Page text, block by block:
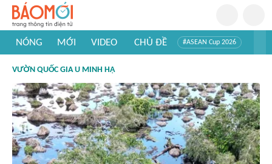
NÓNG MỚI VIDEO CHỦ ĐỀ #ASEAN Cup 2026
#Khám phá thế giới
VƯỜN QUỐC GIA U MINH HẠ